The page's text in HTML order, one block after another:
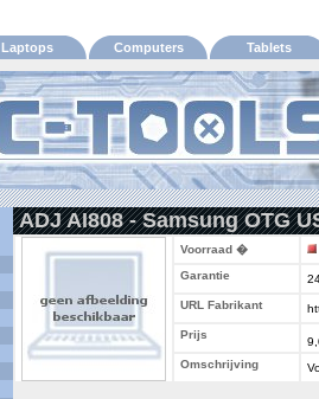
Laptops Computers Tablets
ADJ AI808 - Samsung OTG
Voorraad �
Garantie
URL Fabrikant
Prijs
Omschrijving